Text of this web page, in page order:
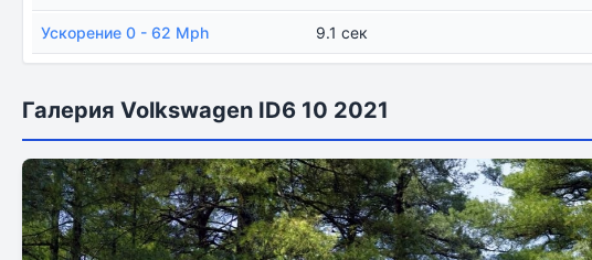
Ускорение 0 - 62 Mph 9.1 сек
Галерия Volkswagen ID6 10 2021